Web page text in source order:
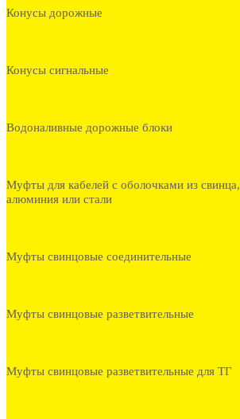
Конусы дорожные
Конусы сигнальные
Водоналивные дорожные блоки
Муфты для кабелей с оболочками из свинца,
алюминия или стали
Муфты свинцовые соединительные
Муфты свинцовые разветвительные
Муфты свинцовые разветвительные для ТГ